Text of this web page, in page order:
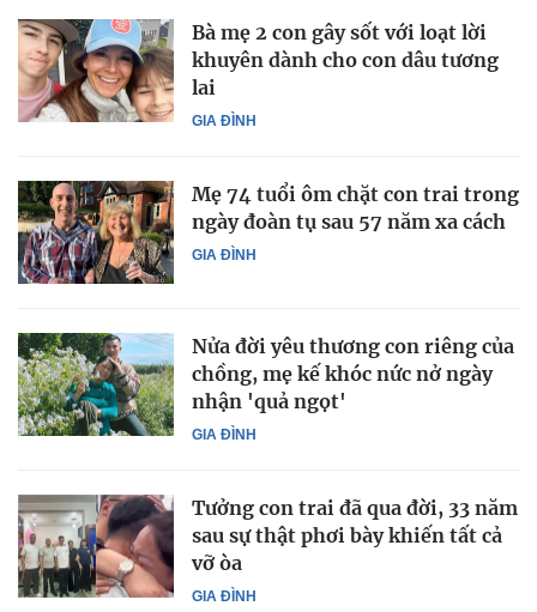
GIA ĐÌNH
Bà mẹ 2 con gây sốt với loạt lời
khuyên dành cho con dâu tương
lai
GIA ĐÌNH
Mẹ 74 tuổi ôm chặt con trai trong
ngày đoàn tụ sau 57 năm xa cách
GIA ĐÌNH
Nửa đời yêu thương con riêng của
chồng, mẹ kế khóc nức nở ngày
nhận 'quả ngọt'
GIA ĐÌNH
Tưởng con trai đã qua đời, 33 năm
sau sự thật phơi bày khiến tất cả
vỡ òa